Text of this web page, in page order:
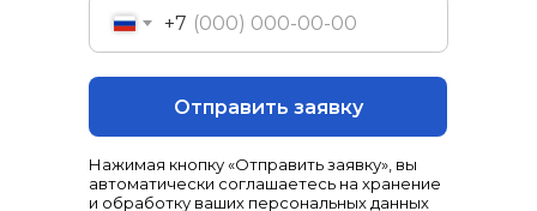
+7
Отправить заявку
Нажимая кнопку «Отправить заявку», вы
автоматически соглашаетесь на хранение
и обработку ваших персональных данных